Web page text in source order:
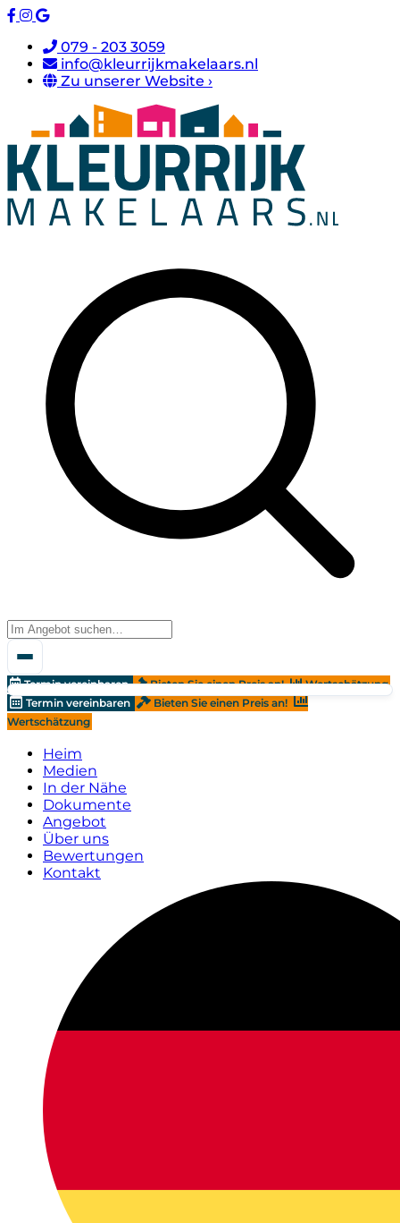
079 - 203 3059
info@kleurrijkmakelaars.nl
Zu unserer Website ›
Termin vereinbaren Bieten Sie einen Preis an!
Wertschätzung
Termin vereinbaren
Bieten Sie einen Preis an!
Wertschätzung
Heim
Medien
In der Nähe
Dokumente
Angebot
Über uns
Bewertungen
Kontakt